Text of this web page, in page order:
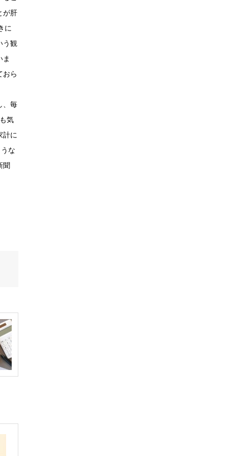
が肝
に
う観
ま
おら
、毎
気
計に
な
聞